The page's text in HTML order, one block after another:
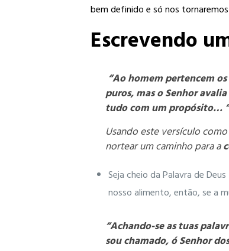
bem definido e só nos
Escrevendo
“Ao homem pertencem
puros, mas o Senhor
tudo com um propósito…
Usando este versículo
nortear um caminho para a
Seja cheio da Palavra de
nosso alimento, então, se a
“Achando-se as tuas
sou chamado, ó Senhor